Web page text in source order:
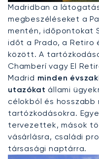
Madridban a
megbeszéléseket a
mentén, időpontokat
időt a Prado, a Retiro
között. A
Chamberí vagy El
Madrid minden
utazókat állami
célokból és hosszabb
tartózkodásokra.
tervezettek, mások
vásárlásra, családi
társasági naptárra.